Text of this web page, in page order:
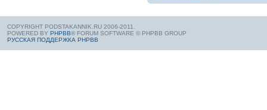
COPYRIGHT PODSTAKANNIK.RU 2006-2011.
POWERED BY PHPBB® FORUM SOFTWARE © PHPBB GROUP
РУССКАЯ ПОДДЕРЖКА PHPBB